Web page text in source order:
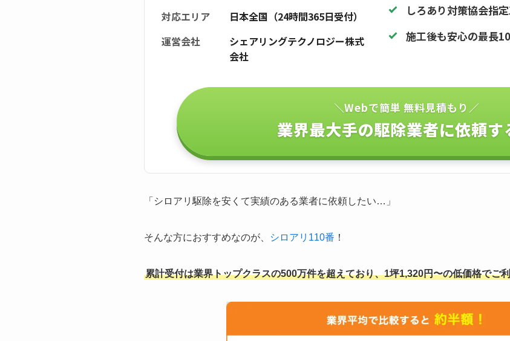
対応エリア
日本全国（24時間365日受付）
運営会社
シェアリングテクノロジー株式
会社
しろあり対策協会指
施工後も安心の最長
＼Webで簡単 無料見積もり／
業界最大手の駆除業者に依頼す
「シロアリ駆除を安くて実績のある業者に依頼したい…」
そんな方におすすめなのが、 シロアリ110番 ！
累計受付は業界トップクラスの500万件を超えており、1坪1,320円〜の低価格でご